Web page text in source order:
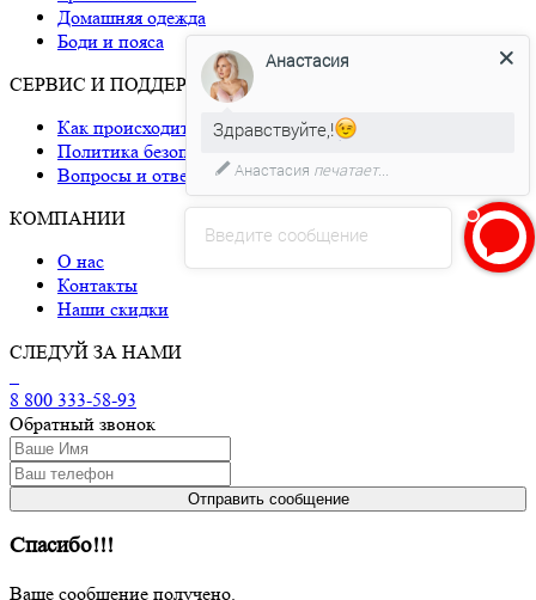
Домашняя одежда
Боди и пояса
СЕРВИС И ПОДДЕРЖКА
Как происходит доставка
Политика безопасности
Вопросы и ответы
КОМПАНИИ
О нас
Контакты
Наши скидки
СЛЕДУЙ ЗА НАМИ
8 800 333-58-93
Обратный звонок
Спасибо!!!
Ваше сообщение получено.
Введите сообщение
Анастасия
Здравствуйте,!
Анастасия печатает...